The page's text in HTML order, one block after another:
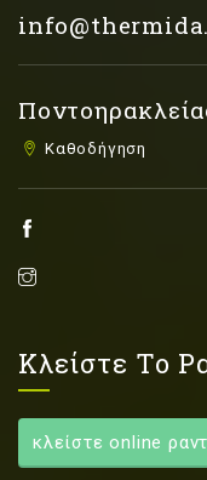
Καθοδήγηση
Κλείστε Το
κλείστε online